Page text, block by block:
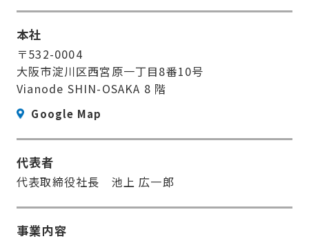
本社
〒532-0004
大阪市淀川区西宮原一丁目8番10号
Vianode SHIN-OSAKA 8 階
Google Map
代表者
代表取締役社長 池上 広一郎
事業内容